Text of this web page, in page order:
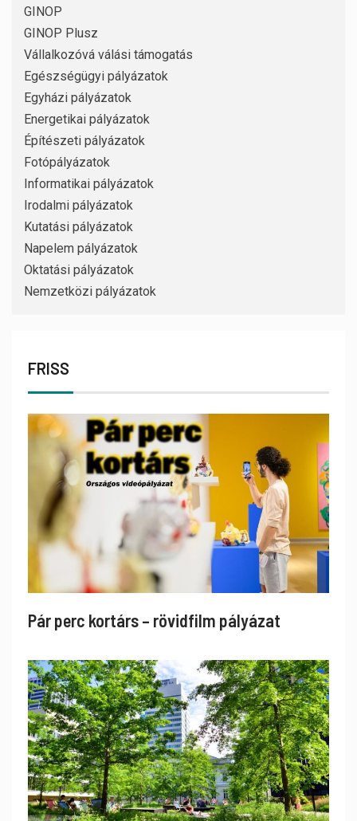
GINOP
GINOP Plusz
Vállalkozóvá válási támogatás
Egészségügyi pályázatok
Egyházi pályázatok
Energetikai pályázatok
Építészeti pályázatok
Fotópályázatok
Informatikai pályázatok
Irodalmi pályázatok
Kutatási pályázatok
Napelem pályázatok
Oktatási pályázatok
Nemzetközi pályázatok
FRISS
Pár perc kortárs – rövidfilm pályázat